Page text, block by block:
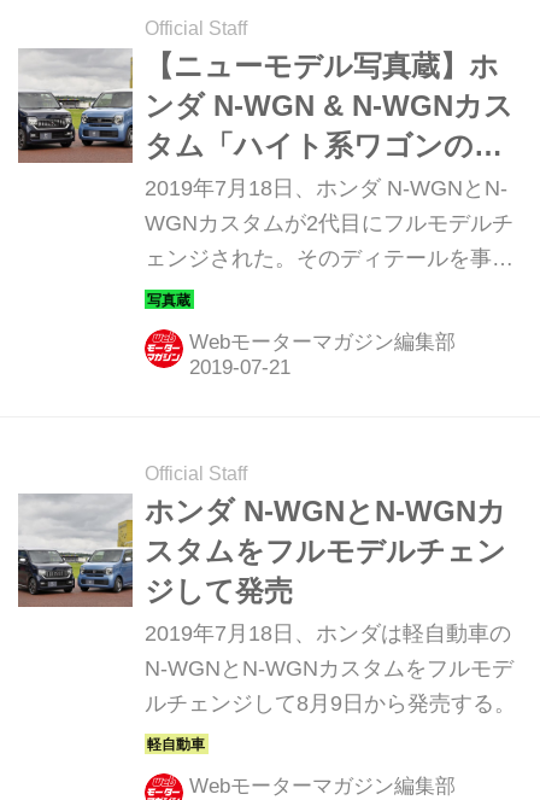
Official Staff
【ニューモデル写真蔵】ホ
ンダ N-WGN & N-WGNカス
タム「ハイト系ワゴンの新
たなブームを興すか？」
2019年7月18日、ホンダ N-WGNとN-
WGNカスタムが2代目にフルモデルチ
ェンジされた。そのディテールを事前
撮影会の写真で見ていこう。（写真：
安西英樹）
Webモーターマガジン編集部
Official Staff
ホンダ N-WGNとN-WGNカ
スタムをフルモデルチェン
ジして発売
2019年7月18日、ホンダは軽自動車の
N-WGNとN-WGNカスタムをフルモデ
ルチェンジして8月9日から発売する。
Webモーターマガジン編集部